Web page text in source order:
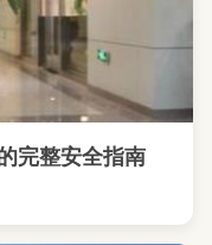
完整安全指南